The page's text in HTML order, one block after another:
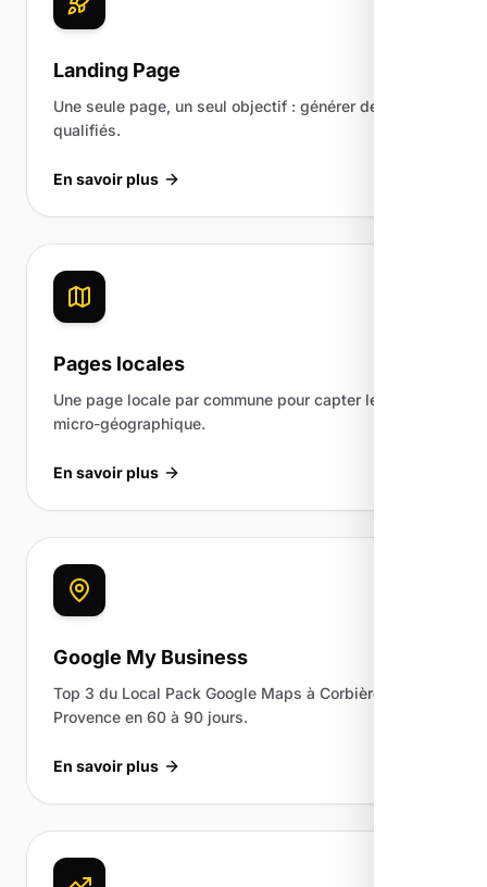
Landing Page
Une seule page, un seul objectif : générer des leads
qualifiés.
En savoir plus
Pages locales
Une page locale par commune pour capter le trafic
micro-géographique.
En savoir plus
Google My Business
Top 3 du Local Pack Google Maps à Corbières-en-
Provence en 60 à 90 jours.
En savoir plus